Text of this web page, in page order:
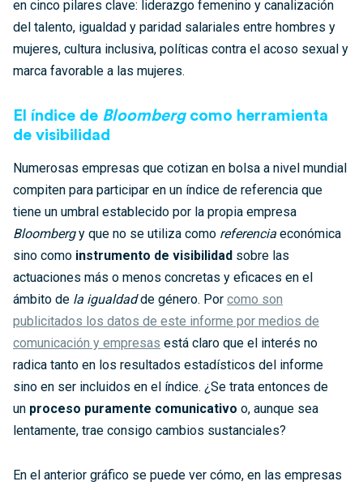
en cinco pilares clave: liderazgo femenino y canalización
del talento, igualdad y paridad salariales entre hombres y
mujeres, cultura inclusiva, políticas contra el acoso sexual y
marca favorable a las mujeres.
El índice de Bloombergcomo herramienta
de visibilidad
Numerosas empresas que cotizan en bolsa a nivel mundial
compiten para participar en un índice de referencia que
tiene un umbral establecido por la propia empresa
Bloombergy que no se utiliza como referencia económica
sino como instrumento de visibilidad sobre las
actuaciones más o menos concretas y eficaces en el
ámbito de la igualdadde género. Por como son
publicitados los datos de este informe por medios de
comunicación y empresas está claro que el interés no
radica tanto en los resultados estadísticos del informe
sino en ser incluidos en el índice. ¿Se trata entonces de
un proceso puramente comunicativo o, aunque sea
lentamente, trae consigo cambios sustanciales?
En el anterior gráfico se puede ver cómo, en las empresas